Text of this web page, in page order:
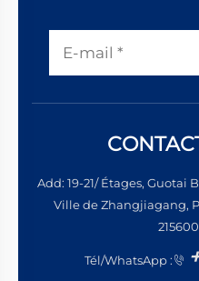
Add: 19-21/ Étages,
Ville de Zhangjiagang,
Tél/WhatsApp :